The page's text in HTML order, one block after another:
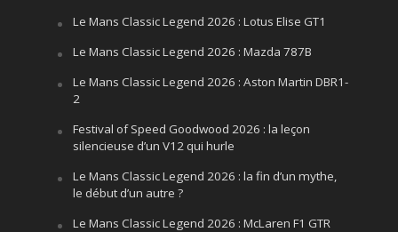
Le Mans Classic Legend 2026 : Lotus Elise GT1
Le Mans Classic Legend 2026 : Mazda 787B
Le Mans Classic Legend 2026 : Aston Martin DBR1-
2
Festival of Speed Goodwood 2026 : la leçon
silencieuse d’un V12 qui hurle
Le Mans Classic Legend 2026 : la fin d’un mythe,
le début d’un autre ?
Le Mans Classic Legend 2026 : McLaren F1 GTR